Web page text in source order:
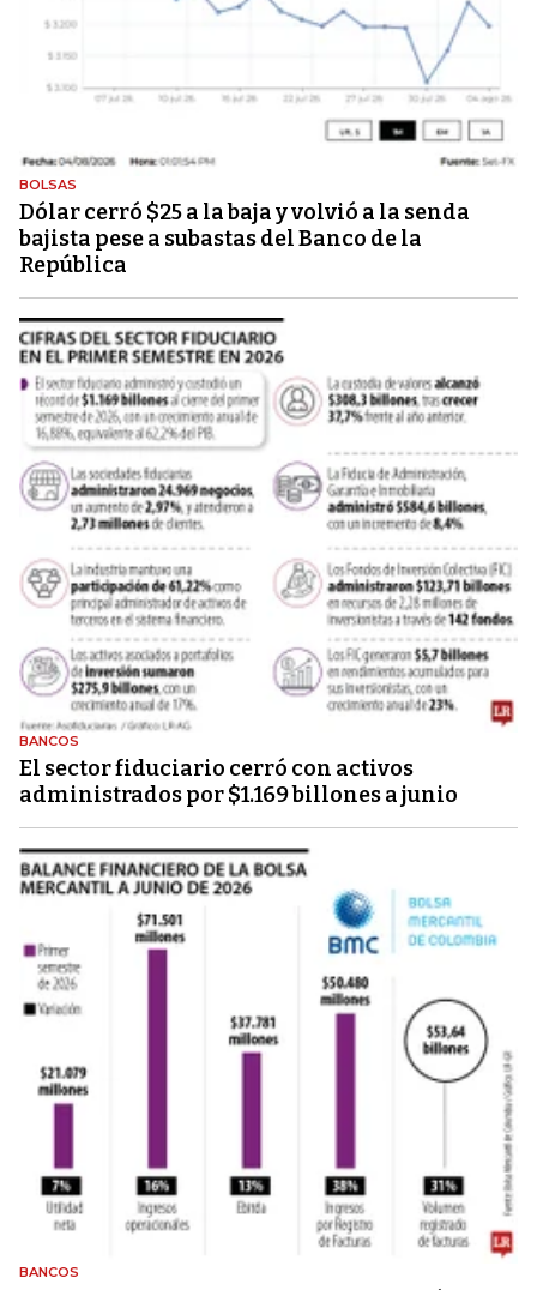
BOLSAS
Dólar cerró $25 a la baja y volvió a la senda
bajista pese a subastas del Banco de la
República
BANCOS
El sector fiduciario cerró con activos
administrados por $1.169 billones a junio
BANCOS